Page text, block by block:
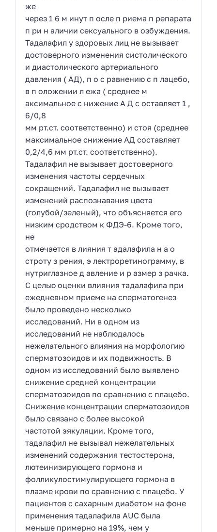
же
через 1 6 м инут п осле п риема п репарата
п ри н аличии сексуального в озбуждения.
Тадалафил у здоровых лиц не вызывает
достоверного изменения систолического
и диастолического артериального
давления ( АД), п о с равнению с п лацебо,
в п оложении л ежа ( среднее м
аксимальное с нижение А Д с оставляет 1 ,
6/0,8
мм рт.ст. соответственно) и стоя (среднее
максимальное снижение АД составляет
0,2/4,6 мм рт.ст. соответственно).
Тадалафил не вызывает достоверного
изменения частоты сердечных
сокращений. Тадалафил не вызывает
изменений распознавания цвета
(голубой/зеленый), что объясняется его
низким сродством к ФДЭ-6. Кроме того,
не
отмечается в лияния т адалафила н а о
строту з рения, э лектроретинограмму, в
нутриглазное д авление и р азмер з рачка.
С целью оценки влияния тадалафила при
ежедневном приеме на сперматогенез
было проведено несколько
исследований. Ни в одном из
исследований не наблюдалось
нежелательного влияния на морфологию
сперматозоидов и их подвижность. В
одном из исследований было выявлено
снижение средней концентрации
сперматозоидов по сравнению с плацебо.
Снижение концентрации сперматозоидов
было связано с более высокой
частотой эякуляции. Кроме того,
тадалафил не вызывал нежелательных
изменений содержания тестостерона,
лютеинизирующего гормона и
фолликулостимулирующего гормона в
плазме крови по сравнению с плацебо. У
пациентов с сахарным диабетом на фоне
применения тадалафила AUC была
меньше примерно на 19%, чем у